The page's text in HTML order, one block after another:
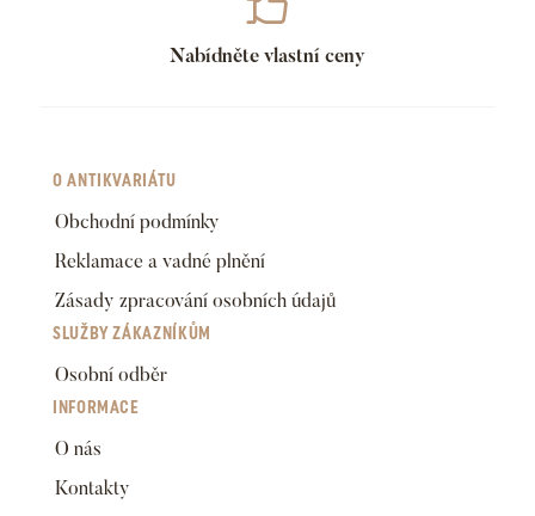
Nabídněte vlastní ceny
O ANTIKVARIÁTU
Obchodní podmínky
Reklamace a vadné plnění
Zásady zpracování osobních údajů
SLUŽBY ZÁKAZNÍKŮM
Osobní odběr
INFORMACE
O nás
Kontakty